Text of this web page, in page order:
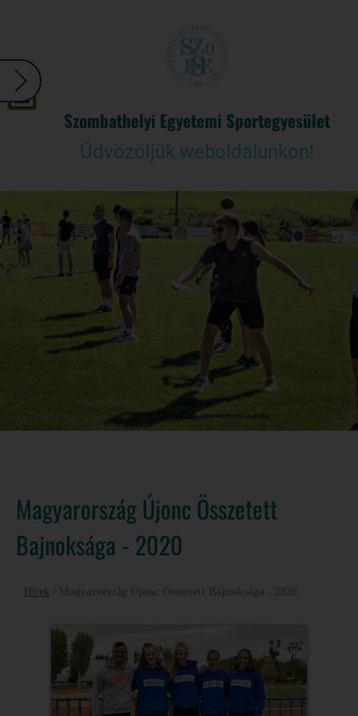
Szombathelyi Egyetemi Sportegyesület
Üdvözöljük weboldalunkon!
Magyarország Újonc Összetett
Bajnoksága - 2020
Hírek